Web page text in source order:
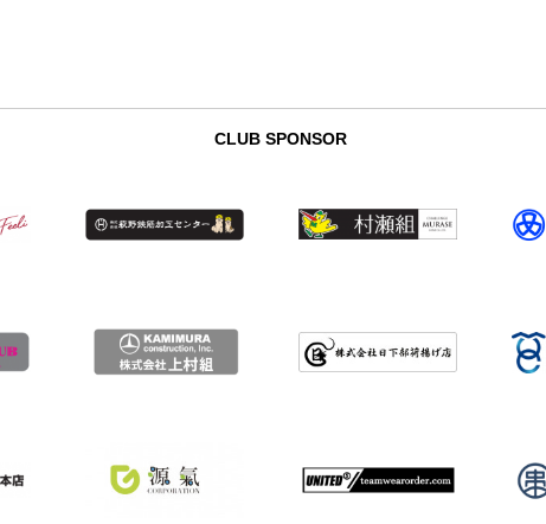
CLUB SPONSOR